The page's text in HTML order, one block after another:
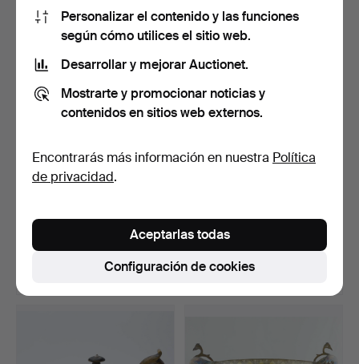
1.287 USD 1.262 USD
cubiertos, 48 pieza…
CUCHILLOS, plata, mod…
Subastado 28 ago 2025
16 pujas
Personalizar el contenido y las funciones
según cómo utilices el sitio web.
Desarrollar y mejorar Auctionet.
Mostrarte y promocionar noticias y
contenidos en sitios web externos.
Encontrarás más información en nuestra Política
de privacidad.
Configuración de cookies
Aceptarlas todas